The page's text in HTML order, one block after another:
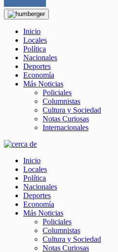
Inicio
Locales
Política
Nacionales
Deportes
Economía
Más Noticias
Policiales
Columnistas
Cultura y Sociedad
Notas Curiosas
Internacionales
Inicio
Locales
Política
Nacionales
Deportes
Economía
Más Noticias
Policiales
Columnistas
Cultura y Sociedad
Notas Curiosas